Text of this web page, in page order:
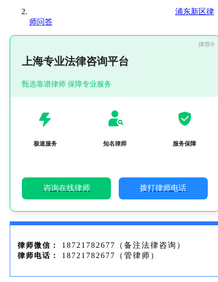
浦东新区律
师问答
上海专业法律咨询平台
甄选靠谱律师 保障专业服务
极速服务 知名律师 服务保障
咨询在线律师 拨打律师电话
律师微信： 18721782677（备注法律咨询）
律师电话： 18721782677（管律师）